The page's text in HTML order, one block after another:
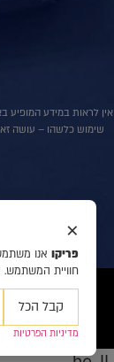
אין לראות במידע המופיע
שימוש כלשהו – עושה
×
פריקו אנו
חוויית המשתמש.
קבל הכל
מדיניות הפרטיות